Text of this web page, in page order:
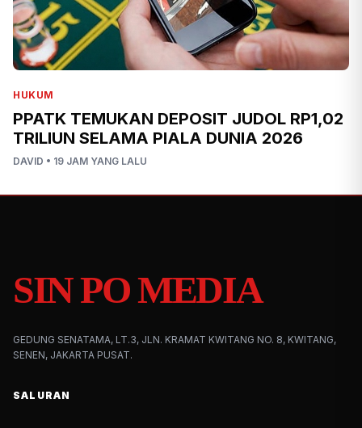
HUKUM
PPATK TEMUKAN DEPOSIT JUDOL RP1,02
TRILIUN SELAMA PIALA DUNIA 2026
DAVID • 19 JAM YANG LALU
SIN PO MEDIA
GEDUNG SENATAMA, LT.3, JLN. KRAMAT KWITANG NO. 8, KWITANG,
SENEN, JAKARTA PUSAT.
SALURAN